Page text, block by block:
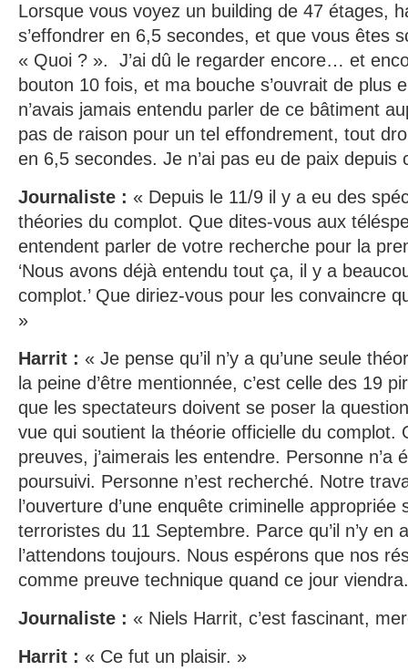
Lorsque vous voyez un building de 47 étages,
s’effondrer en 6,5 secondes, et que vous êtes
« Quoi ? ». J’ai dû le regarder encore… et
bouton 10 fois, et ma bouche s’ouvrait de plus
n’avais jamais entendu parler de ce bâtiment
pas de raison pour un tel effondrement, tout
en 6,5 secondes. Je n’ai pas eu de paix depuis
Journaliste : « Depuis le 11/9 il y a eu des
théories du complot. Que dites-vous aux
entendent parler de votre recherche pour la
‘Nous avons déjà entendu tout ça, il y a
complot.’ Que diriez-vous pour les convaincre
»
Harrit : « Je pense qu’il n’y a qu’une seule
la peine d’être mentionnée, c’est celle des 19
que les spectateurs doivent se poser la
vue qui soutient la théorie officielle du complot.
preuves, j’aimerais les entendre. Personne n’a
poursuivi. Personne n’est recherché. Notre
l’ouverture d’une enquête criminelle
terroristes du 11 Septembre. Parce qu’il n’y en
l’attendons toujours. Nous espérons que nos
comme preuve technique quand ce jour
Journaliste : « Niels Harrit, c’est fascinant,
Harrit : « Ce fut un plaisir. »